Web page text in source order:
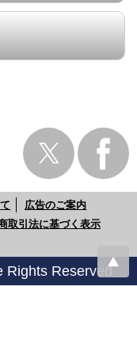
広告のご案内
取引法に基づく表示
Rights Reserved